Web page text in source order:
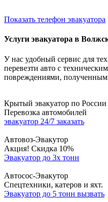
Показать телефон эвакуатора
Услуги эвакуатора в
У нас удобный сервис для
перевезти авто с
повреждениями,
Крытый эвакуатор по России
Перевозка автомобилей
эвакуатор 24/7 заказать
Автовоз-Эвакутор
Акция! Скидка 10%
Эвакуатор до 3х тонн
Автосос-Эвакутор
Cпецтехники, катеров и яхт.
Эвакуатор до 5 тонн вызвать